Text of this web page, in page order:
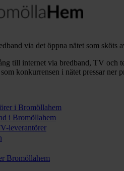
via det öppna nätet som sköts
till internet via bredband, TV och
konkurrensen i nätet pressar ner
i Bromöllahem
i Bromöllahem
leverantörer
Bromöllahem